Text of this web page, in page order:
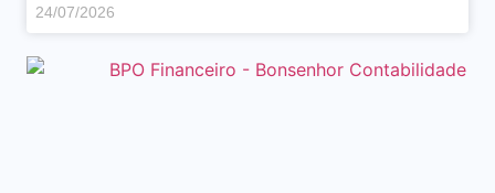
24/07/2026